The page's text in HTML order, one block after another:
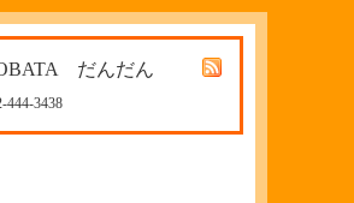
だんだん
444-3438